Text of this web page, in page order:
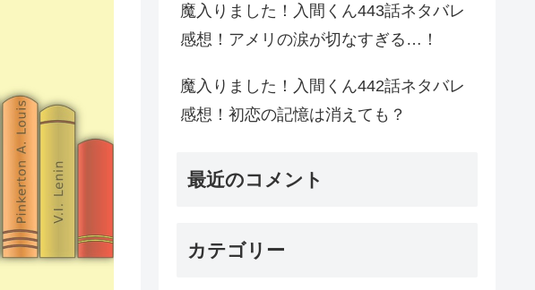
魔入りました！入間くん443話ネタバレ
感想！アメリの涙が切なすぎる…！
魔入りました！入間くん442話ネタバレ
感想！初恋の記憶は消えても？
最近のコメント
カテゴリー